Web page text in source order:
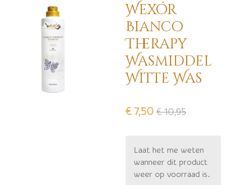
Wexór
Bianco
Therapy
Wasmiddel
Witte Was
€ 7,50 € 10,95
Laat het me weten
wanneer dit product
weer op voorraad is.